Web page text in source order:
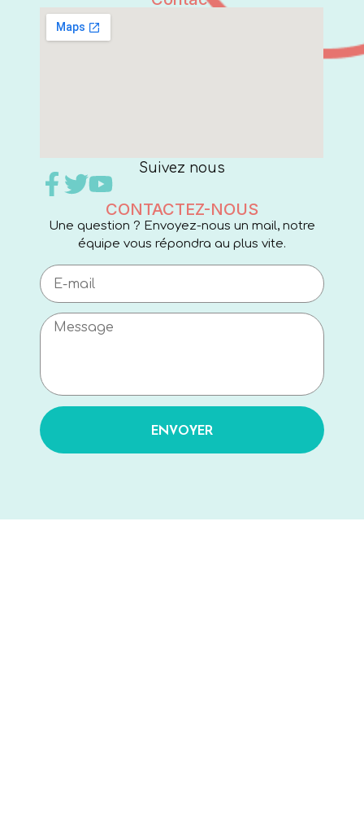
Suivez nous
CONTACTEZ-NOUS
Une question ? Envoyez-nous un mail, notre
équipe vous répondra au plus vite.
ENVOYER